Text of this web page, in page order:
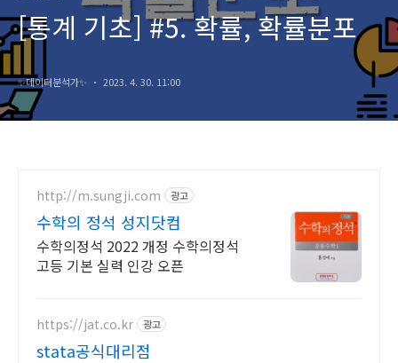
[통계 기초] #5. 확률, 확률분포
✨️데이터분석가✨️ 2023. 4. 30. 11:00
http://m.sungji.com 광고
수학의 정석 성지닷컴
수학의정석 2022 개정 수학의정석
고등 기본 실력 인강 오픈
https://jat.co.kr 광고
stata공식대리점